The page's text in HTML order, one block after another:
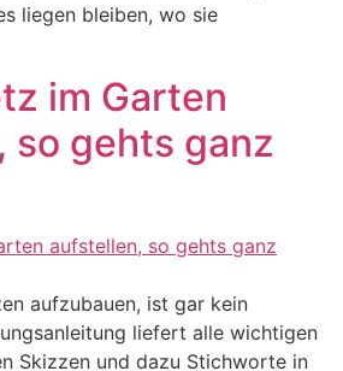
liegen bleiben, wo sie
im Garten
so gehts ganz
aufzubauen, ist gar kein
liefert alle wichtigen
Skizzen und dazu Stichworte in